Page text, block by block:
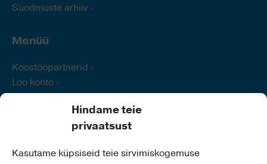
Hindame teie
privaatsust
Kasutame küpsiseid teie sirvimiskogemuse
Sündmuste arhiiv
Menüü
Koostööpartnerid
Loo konto
Logi sisse